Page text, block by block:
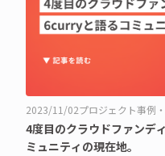
2023/11/02プロジェクト事例
4度目のクラウドファンデ
ミュニティの現在地。